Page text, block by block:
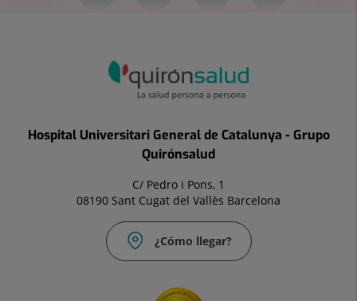
Hospital Universitari General de Catalunya - Grupo
Quirónsalud
C/ Pedro i Pons, 1
08190 Sant Cugat del Vallès Barcelona
¿Cómo llegar?